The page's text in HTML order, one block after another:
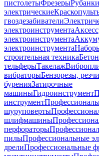
пистолетыФрезеры
электрические
гвоздезабиватели
электроинструмента
электроинструмента
электроинструмента
строительная техника
тельферыТакелаж
вибраторыБензорезы,
буренияЗатирочные
машиныГидроинструмент
инструмент
шуруповерты
шлифмашины
перфораторы
пилыПрофессиональные
дрелиПрофессиональные